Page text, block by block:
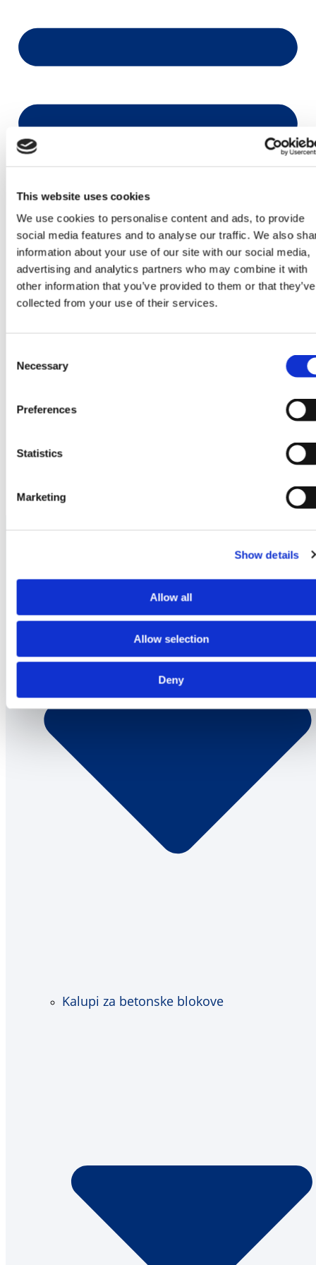
This website uses cookies
We use cookies to personalise content and ads, to provide
social media features and to analyse our traffic. We also
information about your use of our site with our social media,
advertising and analytics partners who may combine it with
other information that you’ve provided to them or that they’ve
collected from your use of their services.
Selection
Necessary
Preferences
Statistics
Marketing
Show details
Allow all
Allow selection
Deny
Kalupi za betonske blokove